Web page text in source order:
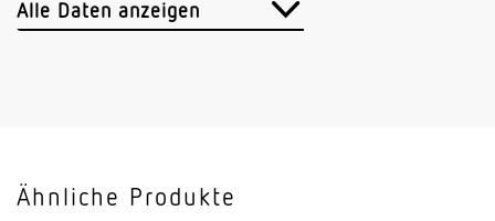
9005
Alle Daten anzeigen
Ähnliche Produkte